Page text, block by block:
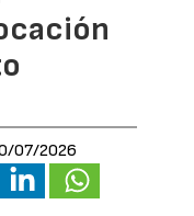
07/2026